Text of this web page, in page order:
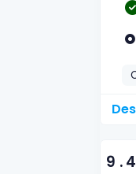
Des
9 .